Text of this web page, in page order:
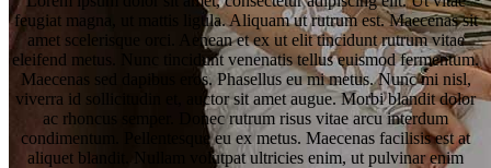
feugiat magna, ut mattis ligula. Aliquam ut rutrum est. Maecenas sit
amet scelerisque orci. Aenean et ex ut elit tincidunt rutrum vitae
eleifend metus. Nunc tincidunt venenatis tellus euismod fermentum.
Maecenas sed dapibus eros. Phasellus eu mi metus. Nunc mi nisl,
viverra id sollicitudin et, auctor sit amet augue. Morbi blandit dolor
ac rhoncus semper. Donec rutrum risus vitae arcu interdum
condimentum. Pellentesque eu ex metus. Maecenas facilisis est at
aliquet blandit. Nullam volutpat ultricies enim, ut pulvinar enim